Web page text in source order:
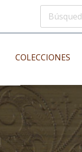
COLECCIONES
Manuscritos
Incunables